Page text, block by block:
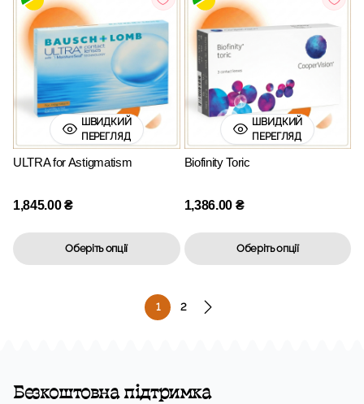
ШВИДКИЙ
ПЕРЕГЛЯД
ULTRA for Astigmatism
1,845.00₴
Оберіть опції
ШВИДКИЙ
ПЕРЕГЛЯД
Biofinity Toric
1,386.00 ₴
Оберіть опції
1 2
Безкоштовна підтримка